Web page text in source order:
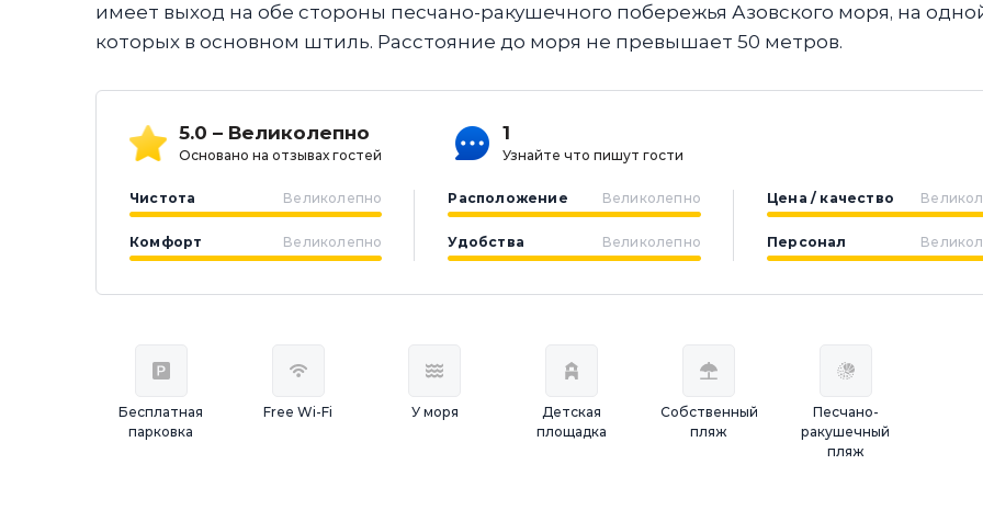
имеет выход на обе стороны песчано-ракушечного побережья Азовского моря, на
которых в основном штиль. Расстояние до моря не превышает 50 метров.
5.0 – Великолепно
Основано на отзывах гостей
1
Узнайте что пишут гости
Чистота Великолепно
Комфорт Великолепно
Расположение Великолепно
Удобства Великолепно
Цена / качество
Персонал
Бесплатная
парковка
Free Wi-Fi У моря
Детская
площадка
Собственный
пляж
Песчано-
ракушечный
пляж